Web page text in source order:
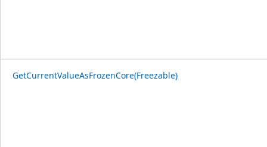
GetCurrentValueAsFrozenCore(Freezable)